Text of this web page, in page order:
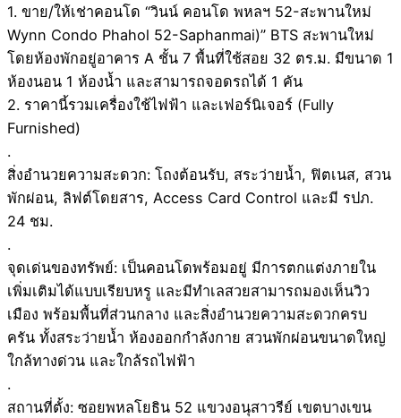
1. ขาย/ให้เช่าคอนโด “วินน์ คอนโด พหลฯ 52-สะพานใหม่
Wynn Condo Phahol 52-Saphanmai)” BTS สะพานใหม่
โดยห้องพักอยู่อาคาร A ชั้น 7 พื้นที่ใช้สอย 32 ตร.ม. มีขนาด 1
ห้องนอน 1 ห้องน้ำ และสามารถจอดรถได้ 1 คัน
2. ราคานี้รวมเครื่องใช้ไฟฟ้า และเฟอร์นิเจอร์ (Fully
Furnished)
.
สิ่งอำนวยความสะดวก: โถงต้อนรับ, สระว่ายน้ำ, ฟิตเนส, สวน
พักผ่อน, ลิฟต์โดยสาร, Access Card Control และมี รปภ.
24 ชม.
.
จุดเด่นของทรัพย์: เป็นคอนโดพร้อมอยู่ มีการตกแต่งภายใน
เพิ่มเติมได้แบบเรียบหรู และมีทำเลสวยสามารถมองเห็นวิว
เมือง พร้อมพื้นที่ส่วนกลาง และสิ่งอำนวยความสะดวกครบ
ครัน ทั้งสระว่ายน้ำ ห้องออกกำลังกาย สวนพักผ่อนขนาดใหญ่
ใกล้ทางด่วน และใกล้รถไฟฟ้า
.
สถานที่ตั้ง: ซอยพหลโยธิน 52 แขวงอนุสาวรีย์ เขตบางเขน